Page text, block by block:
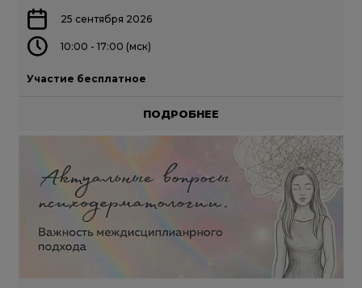
25 сентября 2026
10:00 - 17:00 (мск)
Участие бесплатное
ПОДРОБНЕЕ